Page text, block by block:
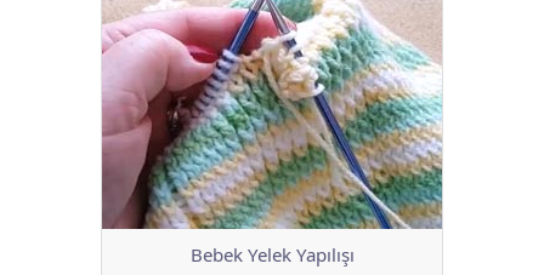
Bebek Yelek Yapılışı